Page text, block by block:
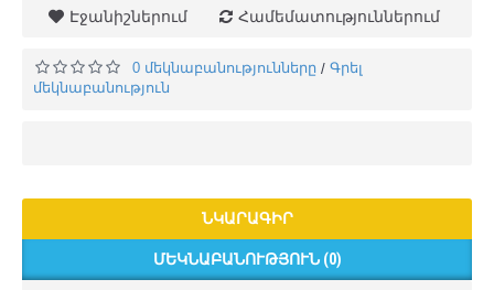
Էջանիշներում Համեմատություններում
0 մեկնաբանությունները / Գրել
մեկնաբանություն
ՆԿԱՐԱԳԻՐ
ՄԵԿՆԱԲԱՆՈՒԹՅՈՒՆ (0)